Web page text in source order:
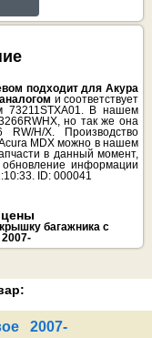
подходит для Акура
аналогом и соответствует
73211STXA01. В нашем
но так же она
RW/H/X. Производство
Acura MDX можно в нашем
в данный момент,
информации
ID: 000041
2007-